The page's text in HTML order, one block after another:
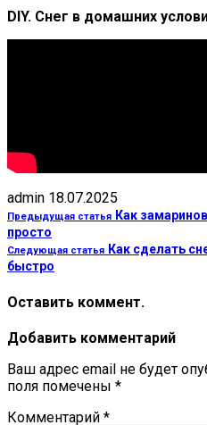
DIY. Снег в домашних
admin 18.07.2025
Предыдущая статья Как
просто
Следующая статья Как сделать
быстро
Оставить коммент.
Добавить комментарий
Ваш адрес email не будет
поля помечены *
Комментарий *